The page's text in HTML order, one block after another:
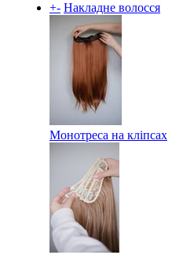
+- Накладне волосся
Монотреса на кліпсах